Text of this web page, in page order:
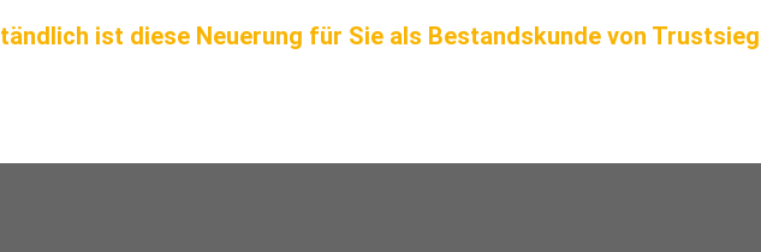
ist diese Neuerung für Sie als Bestandskunde von